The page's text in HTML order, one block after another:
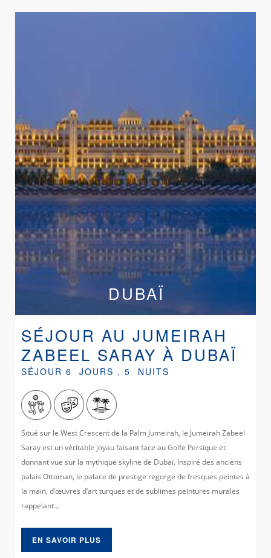
DUBAÏ
SÉJOUR AU JUMEIRAH
ZABEEL SARAY À DUBAÏ
SÉJOUR 6 JOURS , 5 NUITS
Situé sur le West Crescent de la Palm Jumeirah, le Jumeirah Zabeel
Saray est un véritable joyau faisant face au Golfe Persique et
donnant vue sur la mythique skyline de Dubaï. Inspiré des anciens
palais Ottoman, le palace de prestige regorge de fresques peintes à
la main, d’œuvres d’art turques et de sublimes peintures murales
rappelant...
EN SAVOIR PLUS